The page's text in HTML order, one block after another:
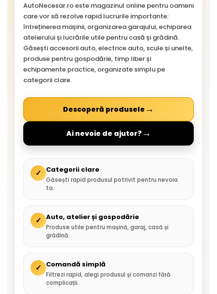
AutoNecesar.ro este magazinul online pentru oameni
care vor să rezolve rapid lucrurile importante:
întreținerea mașinii, organizarea garajului, echiparea
atelierului și lucrările utile pentru casă și grădină.
Găsești accesorii auto, electrice auto, scule și unelte,
produse pentru gospodărie, timp liber și
echipamente practice, organizate simplu pe
categorii clare.
Descoperă produsele →
Ai nevoie de ajutor? →
✓ Categorii clare
Găsești rapid produsul potrivit pentru nevoia
ta.
✓ Auto, atelier și gospodărie
Produse utile pentru mașină, garaj, casă și
grădină.
✓ Comandă simplă
Filtrezi rapid, alegi produsul și comanzi fără
complicații.